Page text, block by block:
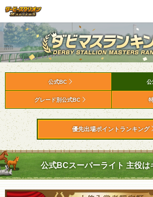
公式BC
グレード別公式BC
優先出場ポイントランキング
公式BCスーパーライト 主役は